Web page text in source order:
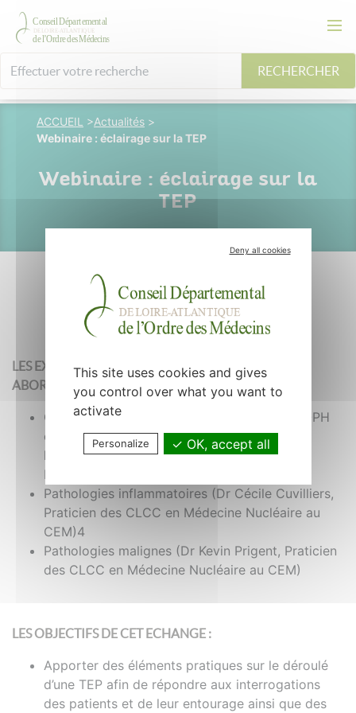
RECHERCHER
ACCUEIL >Actualités >
Webinaire : éclairage sur la TEP
Webinaire : éclairage sur la
TEP
16 avril 2024
LES EXPERTS DU CENTRE EUGENE MARQUIS
ABORDERONT LES THEMES SUIVANTS :
Généralités (Dr Xavier Palard-Novello, MCU-PH
en Biophysique et Médecine Nucléaire à
l’Université de Rennes, Chef du Service de
Médecine Nucléaire du CEM)*
Pathologies inflammatoires (Dr Cécile Cuvilliers,
Praticien des CLCC en Médecine Nucléaire au
CEM)4
Pathologies malignes (Dr Kevin Prigent, Praticien
des CLCC en Médecine Nucléaire au CEM)
LES OBJECTIFS DE CET ECHANGE :
Apporter des éléments pratiques sur le déroulé
d’une TEP afin de répondre aux interrogations
des patients et de leur entourage ainsi que des
Deny all cookies
This site uses cookies and gives
you control over what you want to
activate
Personalize OK, accept all